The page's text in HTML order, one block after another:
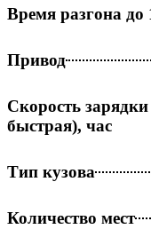
Время разгона до
Привод
Скорость
быстрая), час
Тип кузова
Количество мест